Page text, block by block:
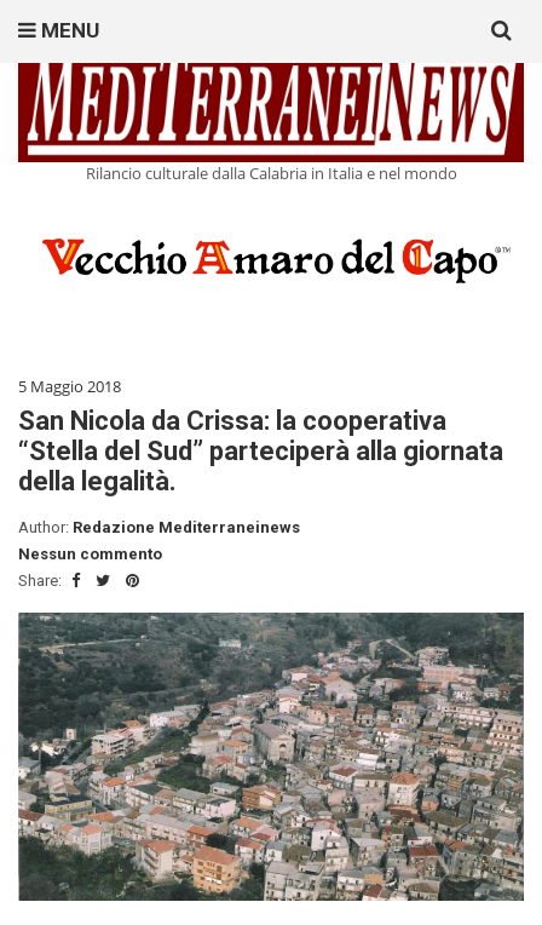
Rilancio culturale dalla Calabria in Italia e nel mondo
MENU
for:
5 Maggio 2018
San Nicola da Crissa: la cooperativa
“Stella del Sud” parteciperà alla giornata
della legalità.
Author: Redazione Mediterraneinews
Nessun commento
Share: